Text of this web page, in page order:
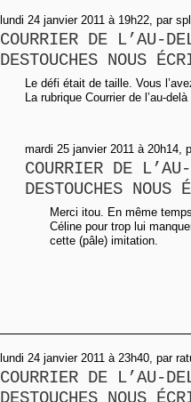
lundi 24 janvier 2011 à 19h22, par
COURRIER DE L’AU-
DESTOUCHES NOUS
Le défi était de taille. Vous
La rubrique Courrier de l’au-
mardi 25 janvier 2011 à 20h14,
COURRIER DE
DESTOUCHES
Merci itou. En même
Céline pour trop lui
cette (pâle) imitation.
lundi 24 janvier 2011 à 23h40, par
COURRIER DE L’AU-